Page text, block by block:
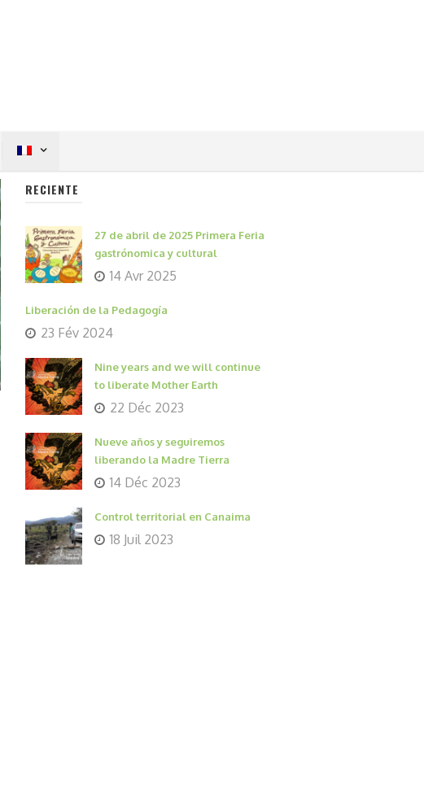
RECIENTE
27 de abril de 2025 Primera Feria
gastrónomica y cultural
14 Avr 2025
Liberación de la Pedagogía
23 Fév 2024
Nine years and we will continue
to liberate Mother Earth
22 Déc 2023
Nueve años y seguiremos
liberando la Madre Tierra
14 Déc 2023
Control territorial en Canaima
18 Juil 2023